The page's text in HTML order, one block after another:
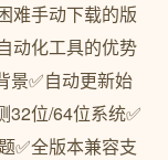
难手动下载的版
动化工具的优势
景✅自动更新始
32位/64位系统✅
✅全版本兼容支